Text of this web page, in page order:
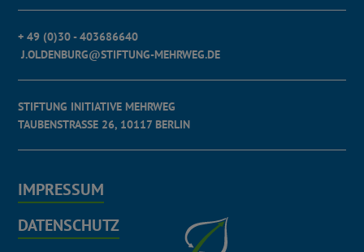
+ 49 (0)30 - 403686640
J.OLDENBURG@STIFTUNG-MEHRWEG.DE
STIFTUNG INITIATIVE MEHRWEG
TAUBENSTRASSE 26, 10117 BERLIN
IMPRESSUM
DATENSCHUTZ